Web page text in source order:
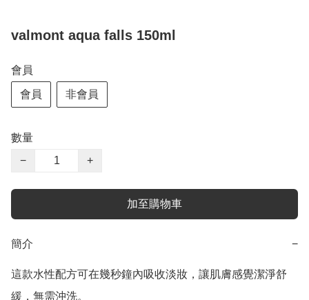
valmont aqua falls 150ml
會員
會員 非會員
數量
−
+
加至購物車
簡介 −
這款水性配方可在幾秒鐘內吸收淡妝，讓肌膚感覺潔淨舒
緩，無需沖洗。